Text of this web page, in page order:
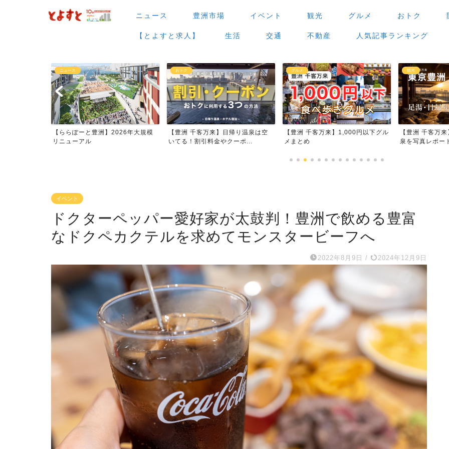
ニュース 豊洲市場 イベント 観光 グルメ おトク
【とよすと求人】 生活 交通 不動産 人気記事ランキング
おトク
【豊洲 千客万来】日帰り温泉は空
いてる！割引料金やクーポ...
グルメ
【豊洲 千客万来】1,000円以下グル
メまとめ
観光
【豊洲 千客万来】足湯・日帰り温
泉を写真レポート
グルメ
【豊洲 千客万
場」で食べ歩き
イベント
ドクターペッパー愛好家が太鼓判！豊洲で飲める豊富
なドクペカクテルを求めてモンスタービーフへ
2022年8月9日 / 2024年12月9日